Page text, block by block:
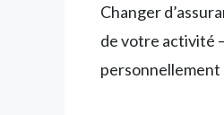
Changer
de votre activité
personnellement